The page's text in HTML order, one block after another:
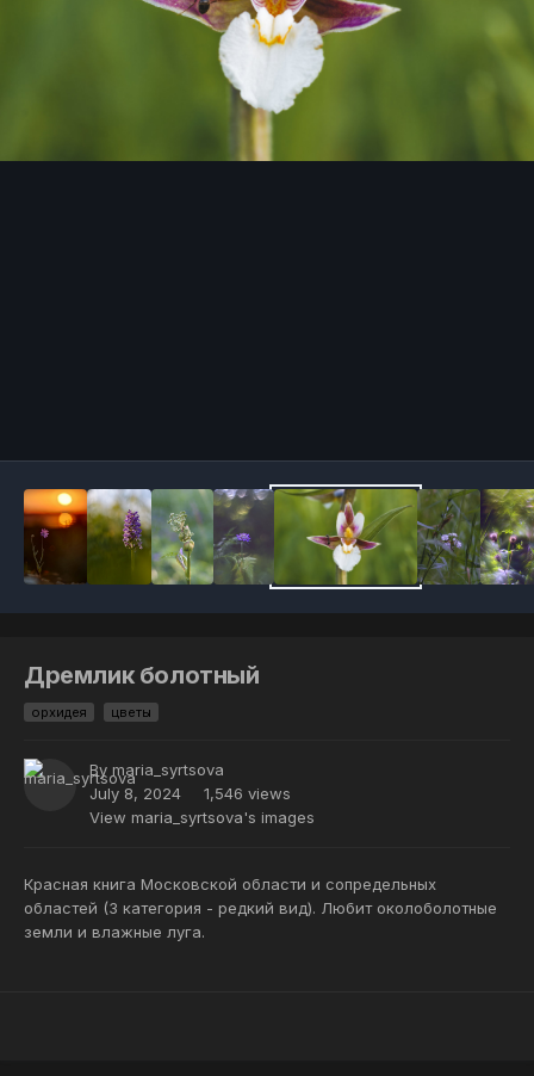
Дремлик болотный
орхидея цветы
By maria_syrtsova
July 8, 2024
1,546 views
View maria_syrtsova's images
Красная книга Московской области и сопредельных
областей (3 категория - редкий вид). Любит околоболотные
земли и влажные луга.